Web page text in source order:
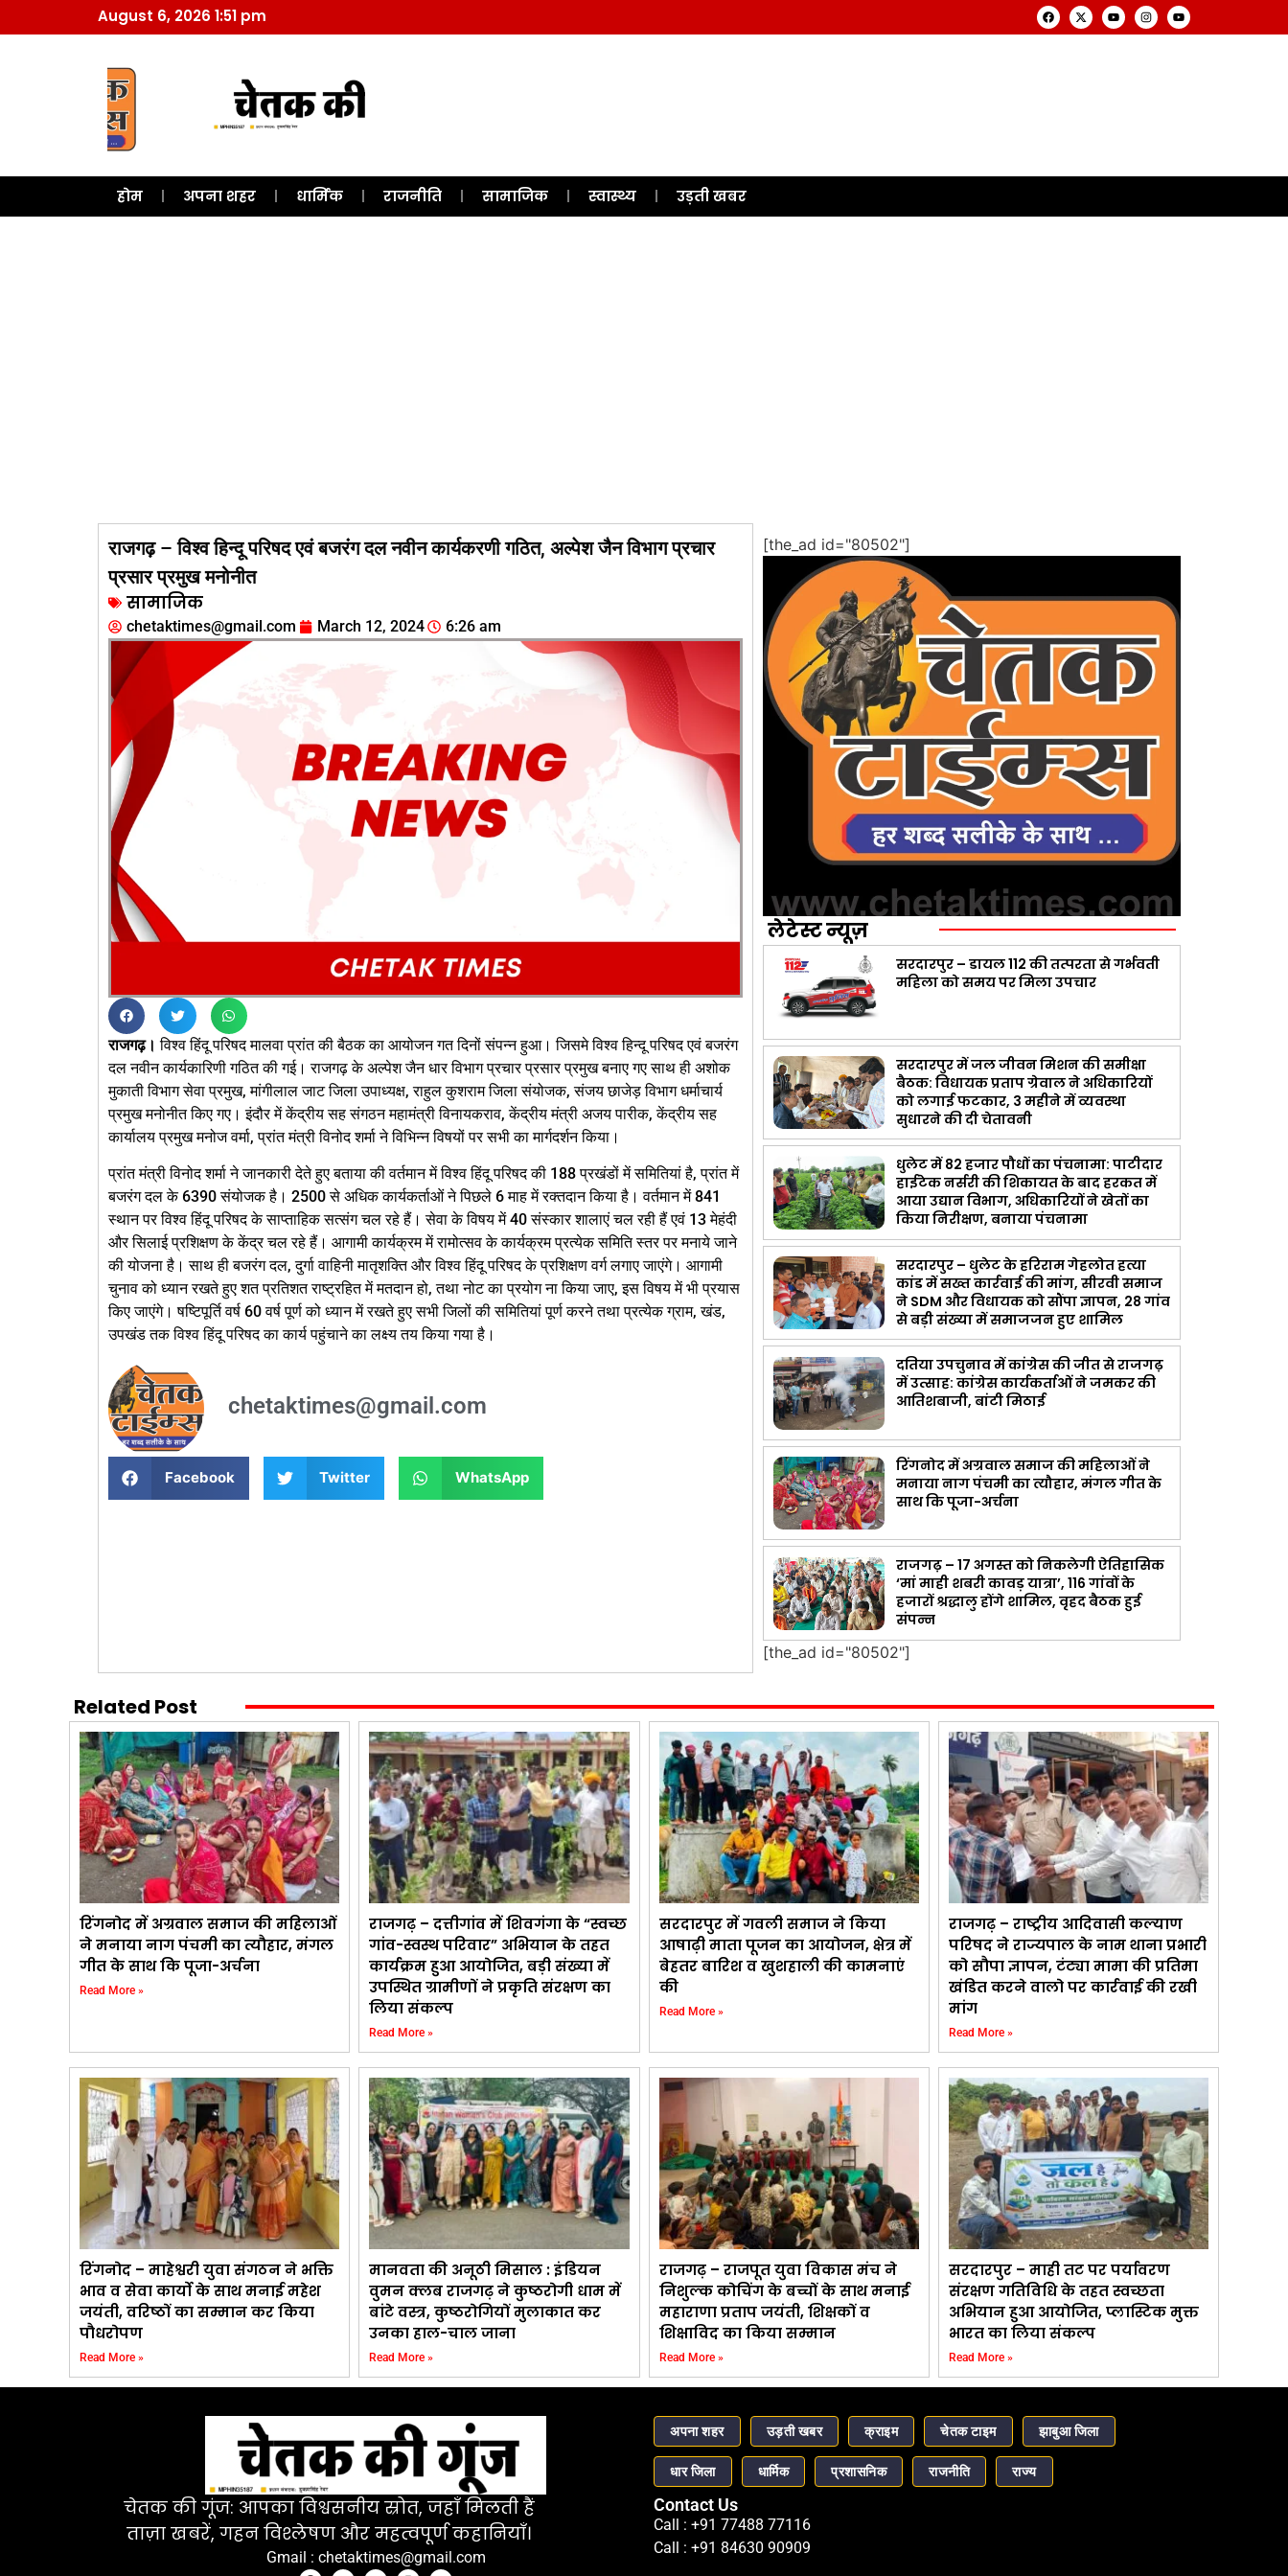
August 6, 2026 1:51 pm
होम अपना शहर धार्मिक राजनीति सामाजिक स्वास्थ्य उड़ती खबर
राजगढ़ – विश्व हिन्दू परिषद एवं बजरंग दल नवीन कार्यकरणी गठित, अल्पेश जैन विभाग प्रचार
प्रसार प्रमुख मनोनीत
सामाजिक
chetaktimes@gmail.com March 12, 2024 6:26 am
राजगढ़। विश्व हिंदू परिषद मालवा प्रांत की बैठक का आयोजन गत दिनों संपन्न हुआ। जिसमे विश्व हिन्दू परिषद एवं बजरंग
दल नवीन कार्यकारिणी गठित की गई। राजगढ़ के अल्पेश जैन धार विभाग प्रचार प्रसार प्रमुख बनाए गए साथ ही अशोक
मुकाती विभाग सेवा प्रमुख, मांगीलाल जाट जिला उपाध्यक्ष, राहुल कुशराम जिला संयोजक, संजय छाजेड़ विभाग धर्माचार्य
प्रमुख मनोनीत किए गए। इंदौर में केंद्रीय सह संगठन महामंत्री विनायकराव, केंद्रीय मंत्री अजय पारीक, केंद्रीय सह
कार्यालय प्रमुख मनोज वर्मा, प्रांत मंत्री विनोद शर्मा ने विभिन्न विषयों पर सभी का मार्गदर्शन किया।
प्रांत मंत्री विनोद शर्मा ने जानकारी देते हुए बताया की वर्तमान में विश्व हिंदू परिषद की 188 प्रखंडों में समितियां है, प्रांत में
बजरंग दल के 6390 संयोजक है। 2500 से अधिक कार्यकर्ताओं ने पिछले 6 माह में रक्तदान किया है। वर्तमान में 841
स्थान पर विश्व हिंदू परिषद के साप्ताहिक सत्संग चल रहे हैं। सेवा के विषय में 40 संस्कार शालाएं चल रही हैं एवं 13 मेहंदी
और सिलाई प्रशिक्षण के केंद्र चल रहे हैं। आगामी कार्यक्रम में रामोत्सव के कार्यक्रम प्रत्येक समिति स्तर पर मनाये जाने
की योजना है। साथ ही बजरंग दल, दुर्गा वाहिनी मातृशक्ति और विश्व हिंदू परिषद के प्रशिक्षण वर्ग लगाए जाएंगे। आगामी
चुनाव को ध्यान रखते हुए शत प्रतिशत राष्ट्रहित में मतदान हो, तथा नोट का प्रयोग ना किया जाए, इस विषय में भी प्रयास
किए जाएंगे। षष्टिपूर्ति वर्ष 60 वर्ष पूर्ण को ध्यान में रखते हुए सभी जिलों की समितियां पूर्ण करने तथा प्रत्येक ग्राम, खंड,
उपखंड तक विश्व हिंदू परिषद का कार्य पहुंचाने का लक्ष्य तय किया गया है।
chetaktimes@gmail.com
Facebook Twitter WhatsApp
[the_ad id="80502"]
लेटेस्ट न्यूज़
सरदारपुर – डायल 112 की तत्परता से गर्भवती
महिला को समय पर मिला उपचार
सरदारपुर में जल जीवन मिशन की समीक्षा
बैठक: विधायक प्रताप ग्रेवाल ने अधिकारियों
को लगाई फटकार, 3 महीने में व्यवस्था
सुधारने की दी चेतावनी
धुलेट में 82 हजार पौधों का पंचनामा: पाटीदार
हाईटेक नर्सरी की शिकायत के बाद हरकत में
आया उद्यान विभाग, अधिकारियों ने खेतों का
किया निरीक्षण, बनाया पंचनामा
सरदारपुर – धुलेट के हरिराम गेहलोत हत्या
कांड में सख्त कार्रवाई की मांग, सीरवी समाज
ने SDM और विधायक को सौंपा ज्ञापन, 28 गांव
से बड़ी संख्या में समाजजन हुए शामिल
दतिया उपचुनाव में कांग्रेस की जीत से राजगढ़
में उत्साह: कांग्रेस कार्यकर्ताओं ने जमकर की
आतिशबाजी, बांटी मिठाई
रिंगनोद में अग्रवाल समाज की महिलाओं ने
मनाया नाग पंचमी का त्यौहार, मंगल गीत के
साथ कि पूजा-अर्चना
राजगढ़ – 17 अगस्त को निकलेगी ऐतिहासिक
‘मां माही शबरी कावड़ यात्रा’, 116 गांवों के
हजारों श्रद्धालु होंगे शामिल, वृहद बैठक हुई
संपन्न
[the_ad id="80502"]
Related Post
रिंगनोद में अग्रवाल समाज की महिलाओं
ने मनाया नाग पंचमी का त्यौहार, मंगल
गीत के साथ कि पूजा-अर्चना
Read More »
राजगढ़ – दत्तीगांव में शिवगंगा के “स्वच्छ
गांव-स्वस्थ परिवार” अभियान के तहत
कार्यक्रम हुआ आयोजित, बड़ी संख्या में
उपस्थित ग्रामीणों ने प्रकृति संरक्षण का
लिया संकल्प
Read More »
सरदारपुर में गवली समाज ने किया
आषाढ़ी माता पूजन का आयोजन, क्षेत्र में
बेहतर बारिश व खुशहाली की कामनाएं
की
Read More »
राजगढ़ – राष्ट्रीय आदिवासी कल्याण
परिषद ने राज्यपाल के नाम थाना प्रभारी
को सौपा ज्ञापन, टंट्या मामा की प्रतिमा
खंडित करने वालो पर कार्रवाई की रखी
मांग
Read More »
रिंगनोद – माहेश्वरी युवा संगठन ने भक्ति
भाव व सेवा कार्यो के साथ मनाई महेश
जयंती, वरिष्ठों का सम्मान कर किया
पौधरोपण
Read More »
मानवता की अनूठी मिसाल : इंडियन
वुमन क्लब राजगढ़ ने कुष्ठरोगी धाम में
बांटे वस्त्र, कुष्ठरोगियों मुलाकात कर
उनका हाल-चाल जाना
Read More »
राजगढ़ – राजपूत युवा विकास मंच ने
निशुल्क कोचिंग के बच्चों के साथ मनाई
महाराणा प्रताप जयंती, शिक्षकों व
शिक्षाविद का किया सम्मान
Read More »
सरदारपुर – माही तट पर पर्यावरण
संरक्षण गतिविधि के तहत स्वच्छता
अभियान हुआ आयोजित, प्लास्टिक मुक्त
भारत का लिया संकल्प
Read More »
चेतक की गूंज: आपका विश्वसनीय स्रोत, जहाँ मिलती हैं
ताज़ा खबरें, गहन विश्लेषण और महत्वपूर्ण कहानियाँ।
Gmail : chetaktimes@gmail.com
अपना शहर उड़ती खबर क्राइम चेतक टाइम झाबुआ जिला
धार जिला धार्मिक प्रशासनिक राजनीति राज्य
Contact Us
Call : +91 77488 77116
Call : +91 84630 90909